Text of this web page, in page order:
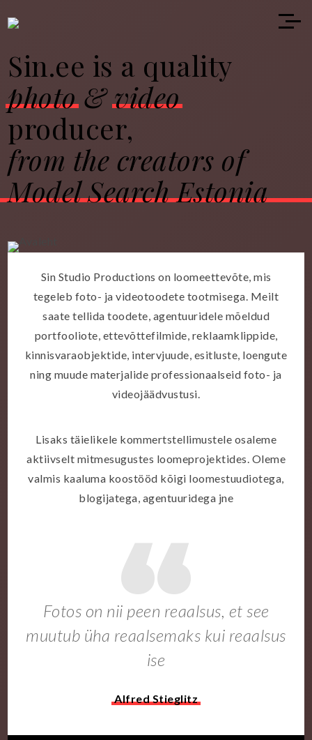
Sin.ee is a quality
photo&video
producer,
from the creators of
Model Search Estonia
Sin Studio Productions on loomeettevõte, mis
tegeleb foto- ja videotoodete tootmisega. Meilt
saate tellida toodete, agentuuridele mõeldud
portfooliote, ettevõttefilmide, reklaamklippide,
kinnisvaraobjektide, intervjuude, esitluste, loengute
ning muude materjalide professionaalseid foto- ja
videojäädvustusi.
Lisaks täielikele kommertstellimustele osaleme
aktiivselt mitmesugustes loomeprojektides. Oleme
valmis kaaluma koostööd kõigi loomestuudiotega,
blogijatega, agentuuridega jne
Fotos on nii peen reaalsus, et see
muutub üha reaalsemaks kui reaalsus
ise
Alfred Stieglitz